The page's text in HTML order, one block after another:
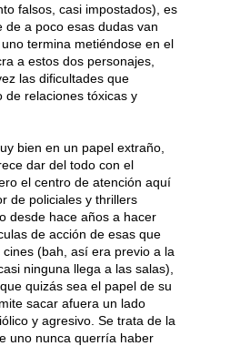
falsos, casi impostados), es
de a poco esas dudas van
termina metiéndose en el
a estos dos personajes,
las dificultades que
de relaciones tóxicas y
bien en un papel extraño,
dar del todo con el
el centro de atención aquí
de policiales y thrillers
desde hace años a hacer
de acción de esas que
(bah, así era previo a la
ninguna llega a las salas),
quizás sea el papel de su
sacar afuera un lado
y agresivo. Se trata de la
uno nunca querría haber